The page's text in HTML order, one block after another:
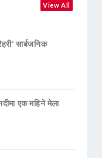
View All
सार्बजनिक
एक महिने मेला